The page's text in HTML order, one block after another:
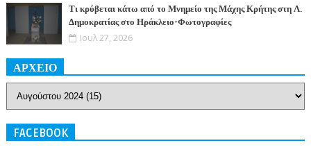
Τι κρύβεται κάτω από το Μνημείο της Μάχης Κρήτης στη Λ.
Δημοκρατίας στο Ηράκλειο-Φωτογραφίες
Ιουλ 27, 2026
ΑΡΧΕΙΟ
FACEBOOK